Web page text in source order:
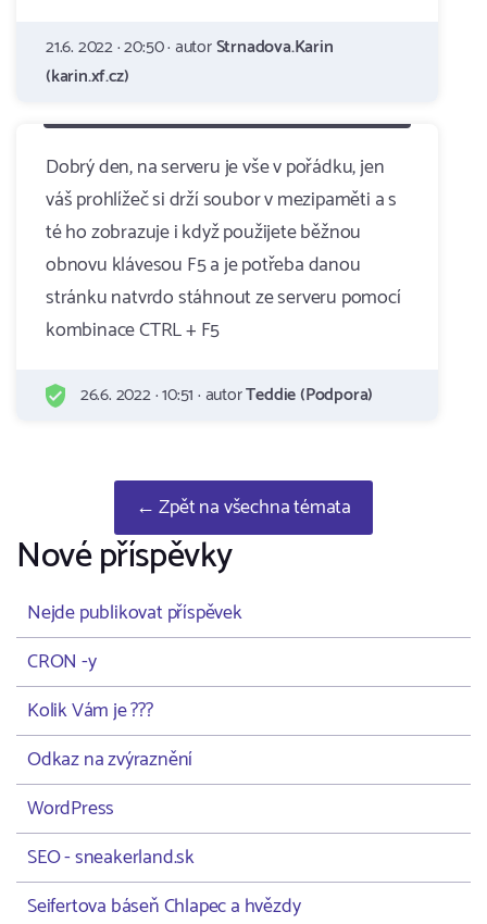
21.6. 2022 · 20:50 · autorStrnadova.Karin
(karin.xf.cz)
Dobrý den, na serveru je vše v pořádku, jen
váš prohlížeč si drží soubor v mezipaměti a s
té ho zobrazuje i když použijete běžnou
obnovu klávesou F5 a je potřeba danou
stránku natvrdo stáhnout ze serveru pomocí
kombinace CTRL + F5
26.6. 2022 · 10:51 · autorTeddie (Podpora)
← Zpět na všechna témata
Nové příspěvky
Nejde publikovat příspěvek
CRON -y
Kolik Vám je ???
Odkaz na zvýraznění
WordPress
SEO - sneakerland.sk
Seifertova báseň Chlapec a hvězdy